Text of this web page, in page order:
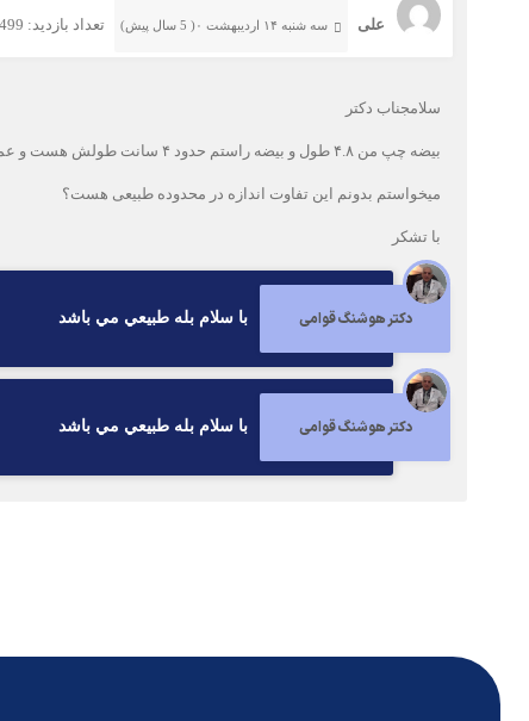
علی سه شنبه ۱۴ اردیبهشت ۰( 5 سال پیش) تعداد بازدید: 499
سلامجناب دکتر
بیضه چپ من ۴.۸ طول و بیضه راستم حدود ۴ سانت طولش هست و عمق و عرض بیضه چپم هرکدوم حدود ۲ تا ۳ میلیمتر بزرگتر از راست هست... من ۳۰ سالمه و درد و توده و این چیزهام ندارم
میخواستم بدونم این تفاوت اندازه در محدوده طبیعی هست؟
با تشکر
دکتر هوشنگ قوامی با سلام بله طبيعي مي باشد
دکتر هوشنگ قوامی با سلام بله طبيعي مي باشد